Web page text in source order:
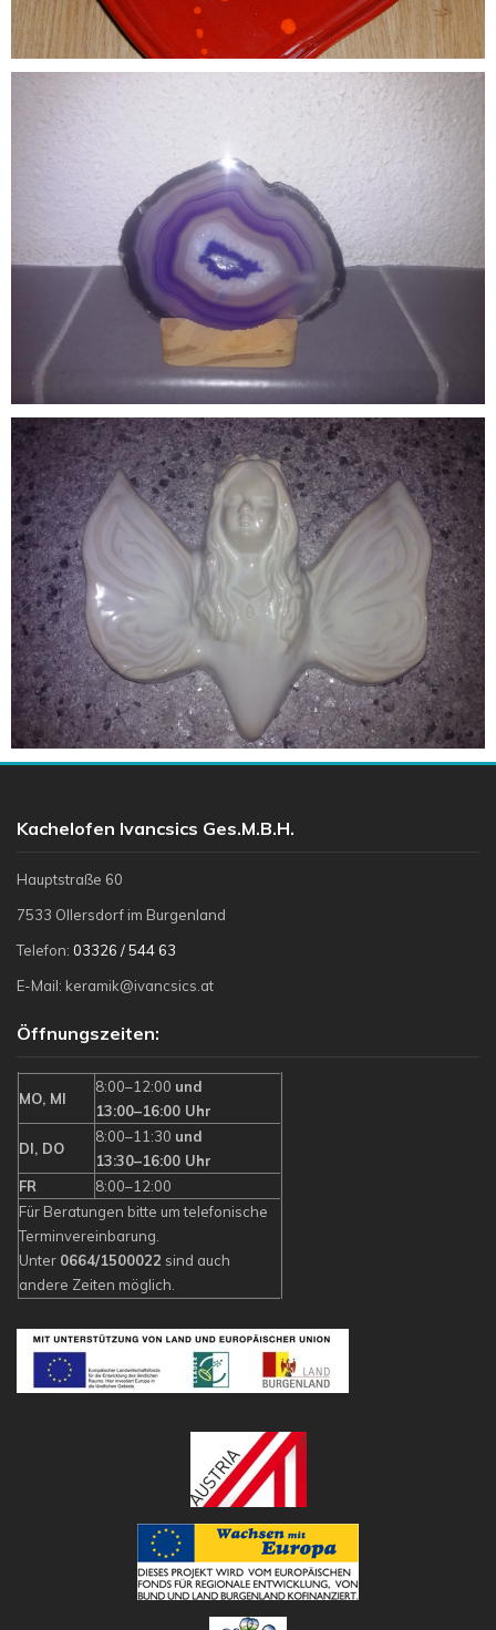
Kachelofen Ivancsics Ges.m.b.H.
Hauptstraße 60
7533 Ollersdorf im Burgenland
Telefon: 03326 / 544 63
E-Mail: keramik@ivancsics.at
Öffnungszeiten:
MO, MI
8:00–12:00 und
13:00–16:00 Uhr
DI, DO
8:00–11:30 und
13:30–16:00 Uhr
FR
8:00–12:00
Für Beratungen bitte um telefonische
Terminvereinbarung.
Unter 0664/1500022 sind auch
andere Zeiten möglich.